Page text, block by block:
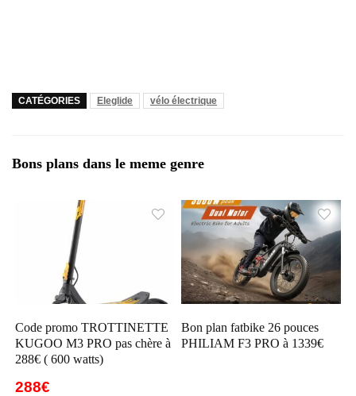
CATÉGORIES Eleglide vélo électrique
Bons plans dans le meme genre
Code promo TROTTINETTE
KUGOO M3 PRO pas chère à
288€ ( 600 watts)
288€
Bon plan fatbike 26 pouces
PHILIAM F3 PRO à 1339€